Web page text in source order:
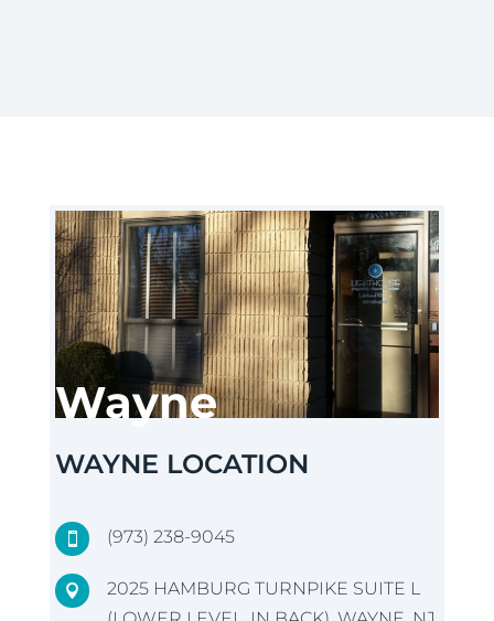
Wayne
WAYNE LOCATION
 (973) 238-9045

2025 HAMBURG TURNPIKE SUITE L